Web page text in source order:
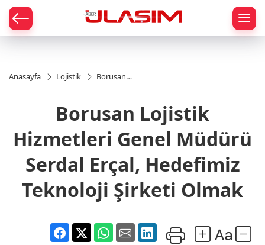
Anasayfa Lojistik
Borusan
Genel
Müdürü
Serdal
Erçal,
Teknoloji
Şirketi
Olmak
Borusan Lojistik
Hizmetleri Genel Müdürü
Serdal Erçal, Hedefimiz
Teknoloji Şirketi Olmak